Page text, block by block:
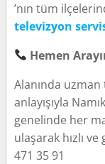
’nın tüm
televizyon
Hemen
Alanında
anlayışıyla
genelinde her
ulaşarak hızlı
471 35 91